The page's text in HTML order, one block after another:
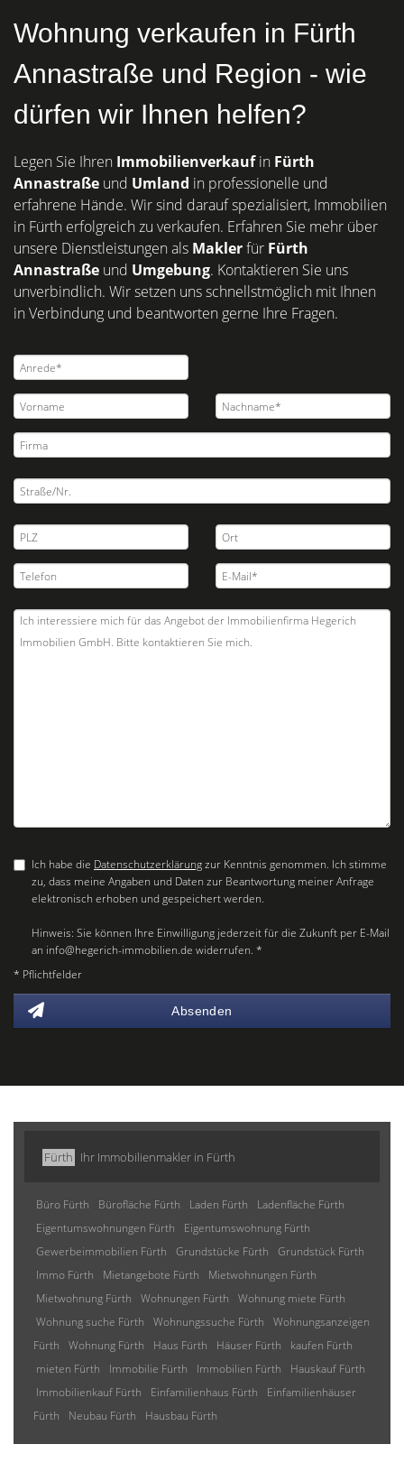
Wohnung verkaufen in Fürth
Annastraße und Region - wie
dürfen wir Ihnen helfen?
Legen Sie Ihren Immobilienverkaufin Fürth
Annastraße und Umland in professionelle und
erfahrene Hände. Wir sind darauf spezialisiert, Immobilien
in Fürth erfolgreich zu verkaufen. Erfahren Sie mehr über
unsere Dienstleistungen als Maklerfür Fürth
Annastraße und Umgebung. Kontaktieren Sie uns
unverbindlich. Wir setzen uns schnellstmöglich mit Ihnen
in Verbindung und beantworten gerne Ihre Fragen.
Ich habe die Datenschutzerklärungzur Kenntnis genommen. Ich stimme
zu, dass meine Angaben und Daten zur Beantwortung meiner Anfrage
elektronisch erhoben und gespeichert werden.
Hinweis: Sie können Ihre Einwilligung jederzeit für die Zukunft per E-Mail
an info@hegerich-immobilien.de widerrufen. *
* Pflichtfelder
Absenden
Fürth Ihr Immobilienmakler in Fürth
Büro Fürth Bürofläche Fürth Laden Fürth
Ladenfläche Fürth
Eigentumswohnungen Fürth
Eigentumswohnung Fürth
Gewerbeimmobilien Fürth
Grundstücke Fürth
Grundstück Fürth
Immo Fürth
Mietangebote Fürth
Mietwohnungen Fürth
Mietwohnung Fürth
Wohnungen Fürth
Wohnung miete Fürth
Wohnung suche Fürth
Wohnungssuche Fürth
Wohnungsanzeigen
Fürth
Wohnung Fürth Haus Fürth Häuser Fürth
kaufen Fürth
mieten Fürth
Immobilie Fürth Immobilien Fürth
Hauskauf Fürth
Immobilienkauf Fürth
Einfamilienhaus Fürth
Einfamilienhäuser
Fürth
Neubau Fürth Hausbau Fürth